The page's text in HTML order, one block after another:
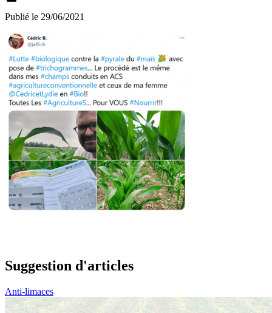
Publié le 29/06/2021
Suggestion d'articles
Anti-limaces